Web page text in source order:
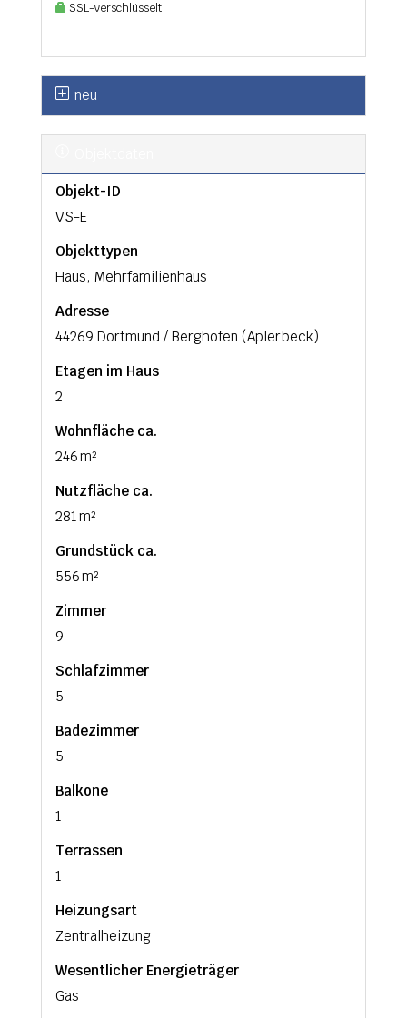
SSL-verschlüsselt
neu
Objekt-ID
VS-E
Objekttypen
Haus, Mehrfamilienhaus
Adresse
44269 Dortmund / Berghofen (Aplerbeck)
Etagen im Haus
2
Wohnfläche ca.
246 m²
Nutzfläche ca.
281 m²
Grund­stück ca.
556 m²
Zimmer
9
Schlafzimmer
5
Badezimmer
5
Balkone
1
Terrassen
1
Heizungsart
Zentralheizung
Wesentlicher Energieträger
Gas